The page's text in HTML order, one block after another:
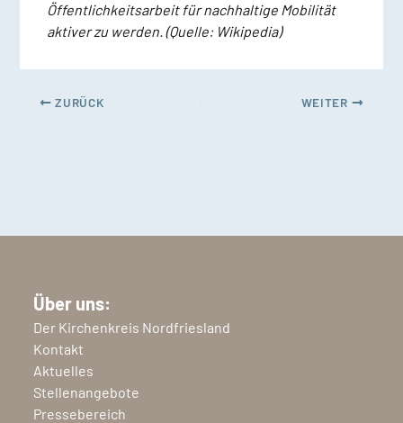
Öffentlichkeitsarbeit für nachhaltige Mobilität
aktiver zu werden. (Quelle: Wikipedia)
ZURÜCK WEITER
Über uns:
Der Kirchenkreis Nordfriesland
Kontakt
Aktuelles
Stellenangebote
Pressebereich